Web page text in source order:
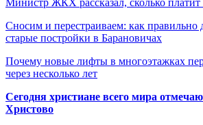
Сносим и перестраиваем: как правильно
старые постройки в Барановичах
Почему новые лифты в многоэтажках
через несколько лет
Сегодня христиане всего мира
Христово